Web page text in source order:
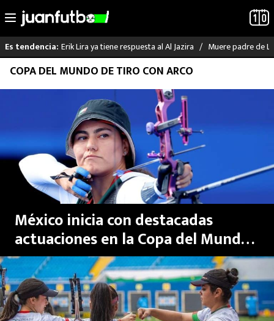
Saltar
contenido
Es tendencia: Erik Lira ya tiene respuesta al Al Jazira Muere padre de
LO ÚLTIMO
RAYADOS
PUMAS
ATLANTE
SELECCIÓN MEXICANA
FUTBOL INTERNACIONAL
MEXICANOS EN EL EXTRANJERO
FUTBOL ESTUFA
COPA DEL MUNDO DE TIRO CON ARCO
México inicia con destacadas
actuaciones en la Copa del Mundo
2025 de Tiro con Arco: ganan seis
medallas